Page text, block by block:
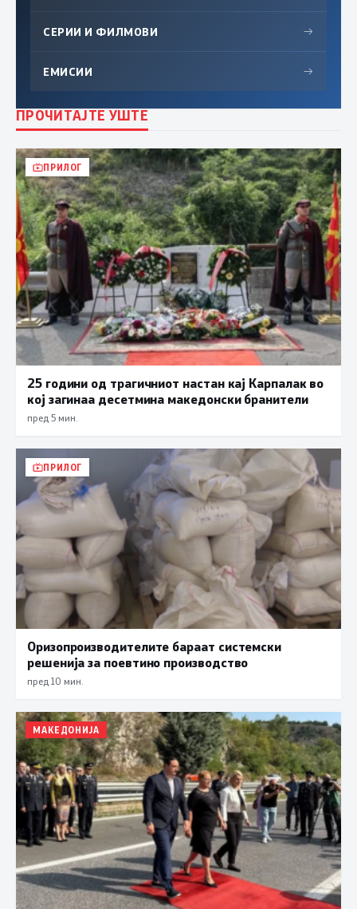
СЕРИИ И ФИЛМОВИ →
ЕМИСИИ →
ПРОЧИТАЈТЕ УШТЕ
ПРИЛОГ
25 години од трагичниот настан кај Карпалак во
кој загинаа десетмина македонски бранители
пред 5 мин.
ПРИЛОГ
Оризопроизводителите бараат системски
решенија за поевтино производство
пред 10 мин.
МАКЕДОНИЈА